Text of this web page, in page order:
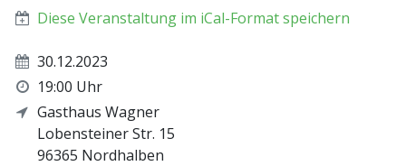
Diese Veranstaltung im iCal-Format speichern
30.12.2023
19:00 Uhr
Gasthaus Wagner
Lobensteiner Str. 15
96365 Nordhalben